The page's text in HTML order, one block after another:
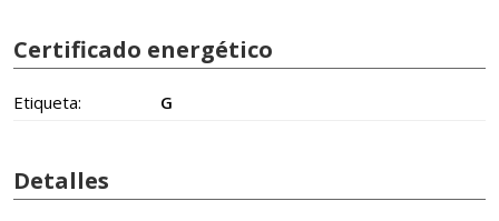
Certificado energético
Etiqueta: G
Detalles